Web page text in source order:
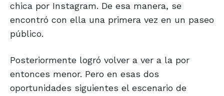
chica por Instagram. De esa manera, se
encontró con ella una primera vez en un paseo
público.
Posteriormente logró volver a ver a la por
entonces menor. Pero en esas dos
oportunidades siguientes el escenario de